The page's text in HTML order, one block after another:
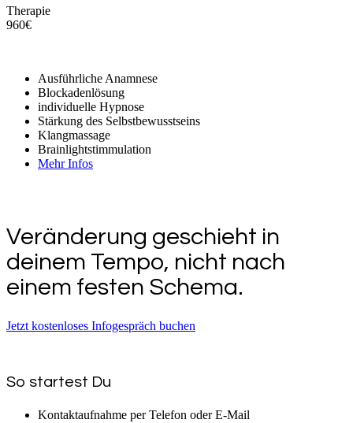
Therapie
960€
Ausführliche Anamnese
Blockadenlösung
individuelle Hypnose
Stärkung des Selbstbewusstseins
Klangmassage
Brainlightstimmulation
Mehr Infos
Veränderung geschieht in
deinem Tempo, nicht nach
einem festen Schema.
Jetzt kostenloses Infogespräch buchen
So startest Du
Kontaktaufnahme per Telefon oder E-Mail